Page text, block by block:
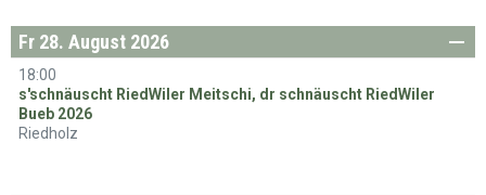
Fr
eitag
28. August 2026
18:00
s'schnäuscht RiedWiler Meitschi, dr schnäuscht RiedWiler
Bueb 2026
Riedholz